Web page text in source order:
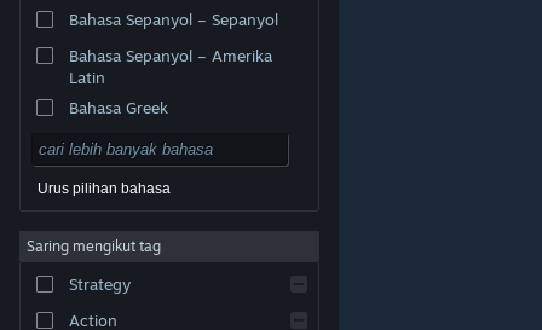
© Valve Corporation. Hak cipta terpelihara. Semua
tanda dagangan ialah hak milik pemilik masing-masing
Perundangan|Accessibility
Steam| Bayaran balik
Bahasa Sepanyol – Sepanyol
Bahasa Sepanyol – Amerika
Latin
Bahasa Greek
Urus pilihan bahasa
Saring mengikut tag
Strategy
Action